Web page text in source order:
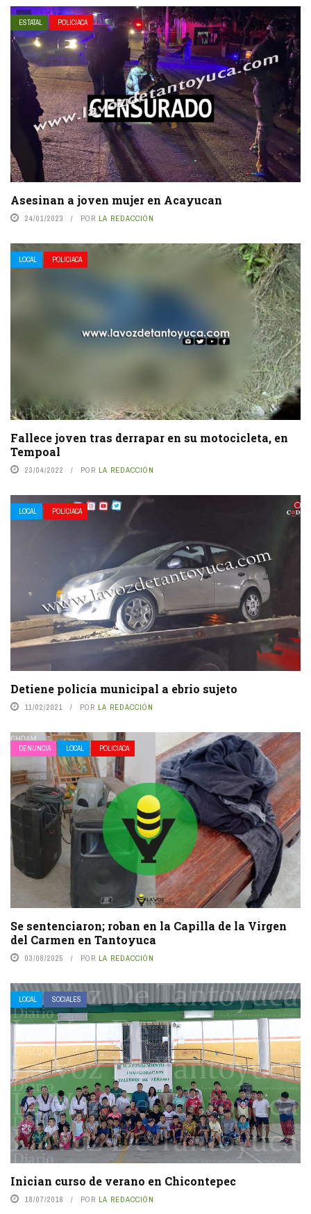
ESTATAL POLICIACA
Asesinan a joven mujer en Acayucan
24/01/2023 POR LA REDACCIÓN
LOCAL POLICIACA
Fallece joven tras derrapar en su motocicleta, en
Tempoal
23/04/2022 POR LA REDACCIÓN
LOCAL POLICIACA
Detiene policía municipal a ebrio sujeto
11/02/2021 POR LA REDACCIÓN
DENUNCIA LOCAL POLICIACA
Se sentenciaron; roban en la Capilla de la Virgen
del Carmen en Tantoyuca
03/08/2025 POR LA REDACCIÓN
LOCAL SOCIALES
Inician curso de verano en Chicontepec
18/07/2018 POR LA REDACCIÓN